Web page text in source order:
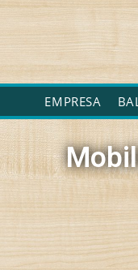
EMPRESA